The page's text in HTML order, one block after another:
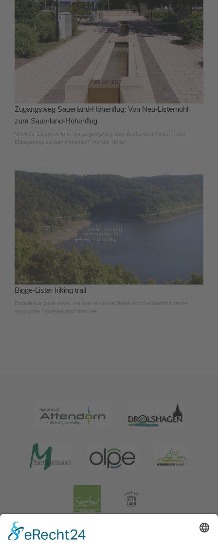
Zugangsweg Sauerland-Höhenflug: Von Neu-Listernohl
zum Sauerland-Höhenflug
Von Neu-Listernohl führt der Zugangsweg über Beukenbeul hinauf in das
Ebbegebirge zu dem Höhendorf "Auf der Höhe".
Bigge-Lister hiking trail
Experience great views, the best leisure activities and the beautiful nature
around the Biggesee and Listersee.